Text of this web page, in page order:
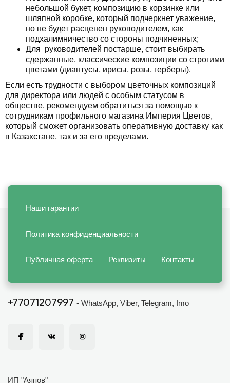
небольшой букет, композицию в корзинке или
шляпной коробке, который подчеркнет уважение,
но не будет расценен руководителем, как
подхалимничество со стороны подчиненных;
Для руководителей постарше, стоит выбирать
сдержанные, классические композиции со строгими
цветами (диантусы, ирисы, розы, герберы).
Если есть трудности с выбором цветочных композиций
для директора или людей с особым статусом в
обществе, рекомендуем обратиться за помощью к
сотрудникам профильного магазина Империя Цветов,
который сможет организовать оперативную доставку как
в Казахстане, так и за его пределами.
Наши гарантии
Политика конфиденциальности
Публичная оферта Реквизиты Контакты
+77071207997 - WhatsApp, Viber, Telegram, Imo
ИП "Аяпов"